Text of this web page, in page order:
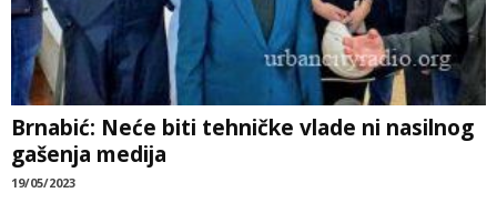
Brnabić: Neće biti tehničke vlade ni nasilnog
gašenja medija
19/05/2023